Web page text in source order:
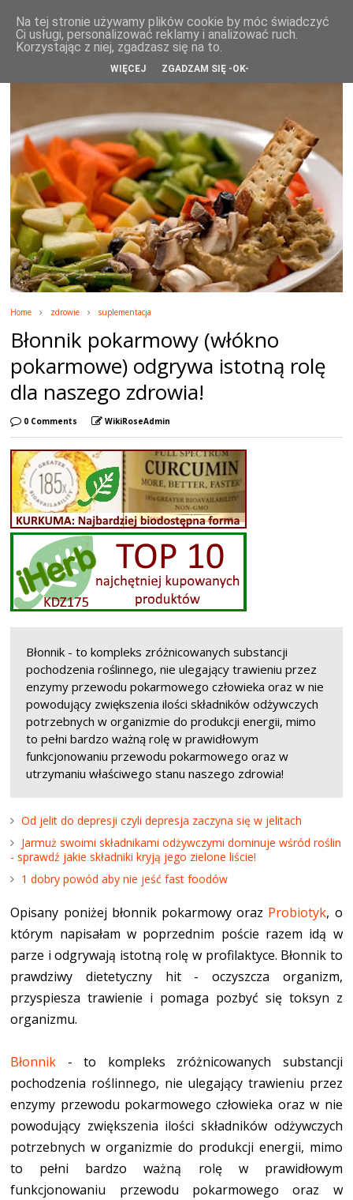
WikiRose blog
Home zdrowie suplementacja
Błonnik pokarmowy (włókno
pokarmowe) odgrywa istotną rolę
dla naszego zdrowia!
0 Comments WikiRoseAdmin
Błonnik - to kompleks zróżnicowanych substancji
pochodzenia roślinnego, nie ulegający trawieniu przez
enzymy przewodu pokarmowego człowieka oraz w nie
powodujący zwiększenia ilości składników odżywczych
potrzebnych w organizmie do produkcji energii, mimo
to pełni bardzo ważną rolę w prawidłowym
funkcjonowaniu przewodu pokarmowego oraz w
utrzymaniu właściwego stanu naszego zdrowia!
Od jelit do depresji czyli depresja zaczyna się w jelitach
Jarmuż swoimi składnikami odżywczymi dominuje wśród roślin
- sprawdź jakie składniki kryją jego zielone liście!
1 dobry powód aby nie jeść fast foodów
Opisany poniżej błonnik pokarmowy oraz Probiotyk, o
którym napisałam w poprzednim poście razem idą w
parze i odgrywają istotną rolę w profilaktyce. Błonnik to
prawdziwy dietetyczny hit - oczyszcza organizm,
przyspiesza trawienie i pomaga pozbyć się toksyn z
organizmu.
Błonnik - to kompleks zróżnicowanych substancji
pochodzenia roślinnego, nie ulegający trawieniu przez
enzymy przewodu pokarmowego człowieka oraz w nie
powodujący zwiększenia ilości składników odżywczych
potrzebnych w organizmie do produkcji energii, mimo
to pełni bardzo ważną rolę w prawidłowym
funkcjonowaniu przewodu pokarmowego oraz w
Na tej stronie używamy plików cookie by móc świadczyć
Ci usługi, personalizować reklamy i analizować ruch.
Korzystając z niej, zgadzasz się na to.
WIĘCEJ ZGADZAM SIĘ -OK-